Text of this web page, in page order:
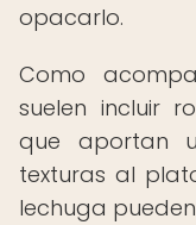
opacarlo.
Como
suelen incluir
que aportan
texturas al
lechuga